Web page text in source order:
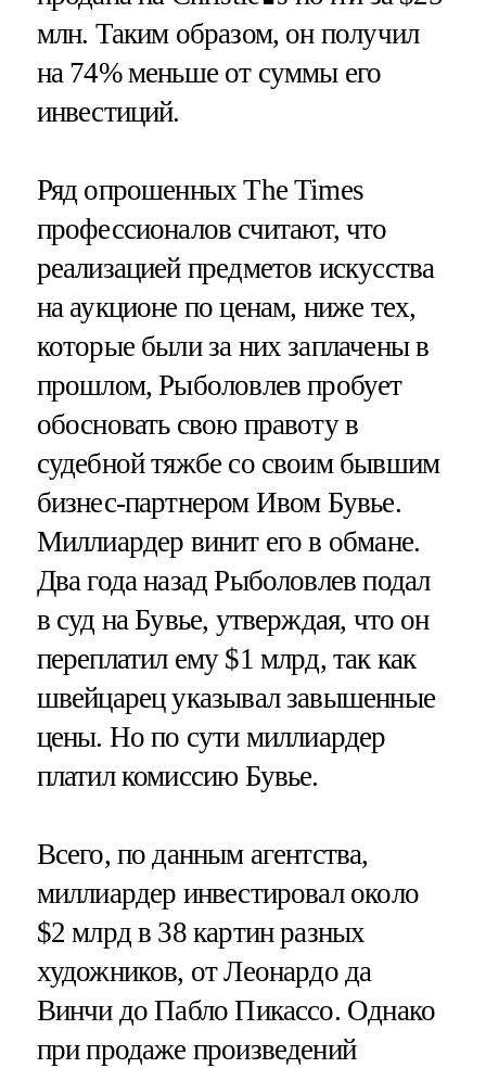
млн. Таким образом, он получил
на 74% меньше от суммы его
инвестиций.
Ряд опрошенных The Times
профессионалов считают, что
реализацией предметов искусства
на аукционе по ценам, ниже тех,
которые были за них заплачены в
прошлом, Рыболовлев пробует
обосновать свою правоту в
судебной тяжбе со своим бывшим
бизнес-партнером Ивом Бувье.
Миллиардер винит его в обмане.
Два года назад Рыболовлев подал
в суд на Бувье, утверждая, что он
переплатил ему $1 млрд, так как
швейцарец указывал завышенные
цены. Но по сути миллиардер
платил комиссию Бувье.
Всего, по данным агентства,
миллиардер инвестировал около
$2 млрд в 38 картин разных
художников, от Леонардо да
Винчи до Пабло Пикассо. Однако
при продаже произведений